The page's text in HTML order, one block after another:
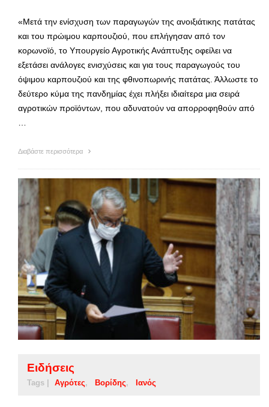
«Μετά την ενίσχυση των παραγωγών της ανοιξιάτικης πατάτας
και του πρώιμου καρπουζιού, που επλήγησαν από τον
κορωνοϊό, το Υπουργείο Αγροτικής Ανάπτυξης οφείλει να
εξετάσει ανάλογες ενισχύσεις και για τους παραγωγούς του
όψιμου καρπουζιού και της φθινοπωρινής πατάτας. Άλλωστε το
δεύτερο κύμα της πανδημίας έχει πλήξει ιδιαίτερα μια σειρά
αγροτικών προϊόντων, που αδυνατούν να απορροφηθούν από
Διαβάστε περισσότερα
Ειδήσεις
Tags | Αγρότες Βορίδης Ιανός